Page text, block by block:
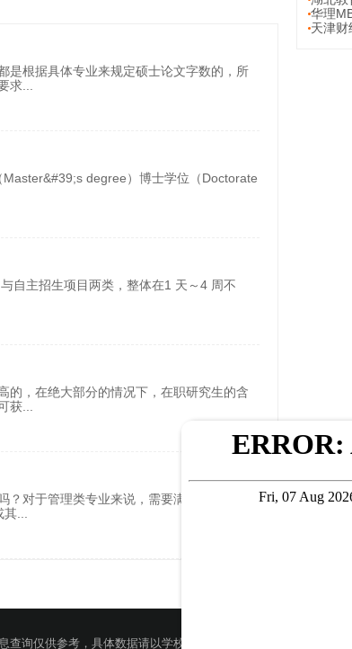
是根据具体专业来规定硕士论文字数的，所
求
degree）博士学位（Doctorate
自主招生项目两类，整体在1 天～4 周不
的，在绝大部分的情况下，在职研究生的含
获
对于管理类专业来说，需要满足专科毕业
其
华理
天津财
查询仅供参考，具体数据请以学校官网或考试院公布为准